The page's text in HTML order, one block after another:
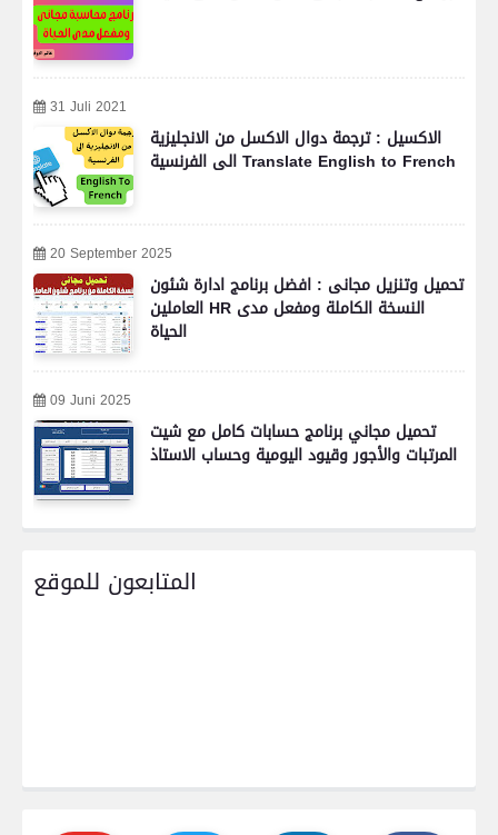
31 Juli 2021
الاكسيل : ترجمة دوال الاكسل من الانجليزية
الى الفرنسية Translate English to French
20 September 2025
تحميل وتنزيل مجانى : افضل برنامج ادارة شئون
العاملين HR النسخة الكاملة ومفعل مدى
الحياة
09 Juni 2025
تحميل مجاني برنامج حسابات كامل مع شيت
المرتبات والأجور وقيود اليومية وحساب الاستاذ
المتابعون للموقع